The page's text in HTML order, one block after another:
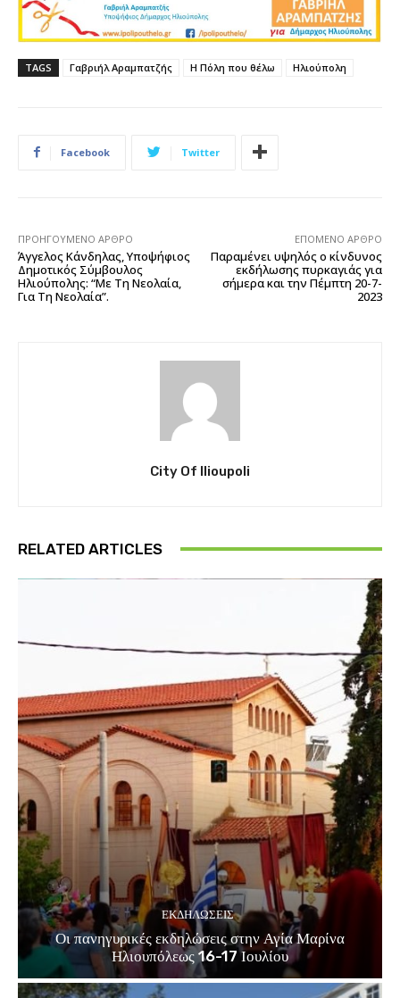
TAGS Γαβριήλ Αραμπατζής Η Πόλη που θέλω Ηλιούπολη
Facebook Twitter
ΠΡΟΗΓΟΎΜΕΝΟ ΆΡΘΡΟ
Άγγελος Κάνδηλας, Υποψήφιος
Δημοτικός Σύμβουλος
Ηλιούπολης: “Με Τη Νεολαία,
Για Τη Νεολαία”.
ΕΠΌΜΕΝΟ ΆΡΘΡΟ
Παραμένει υψηλός ο κίνδυνος
εκδήλωσης πυρκαγιάς για
σήμερα και την Πέμπτη 20-7-
2023
City Of Ilioupoli
RELATED ARTICLES
ΕΚΔΗΛΏΣΕΙΣ
Οι πανηγυρικές εκδηλώσεις στην Αγία Μαρίνα
Ηλιουπόλεως 16-17 Ιουλίου